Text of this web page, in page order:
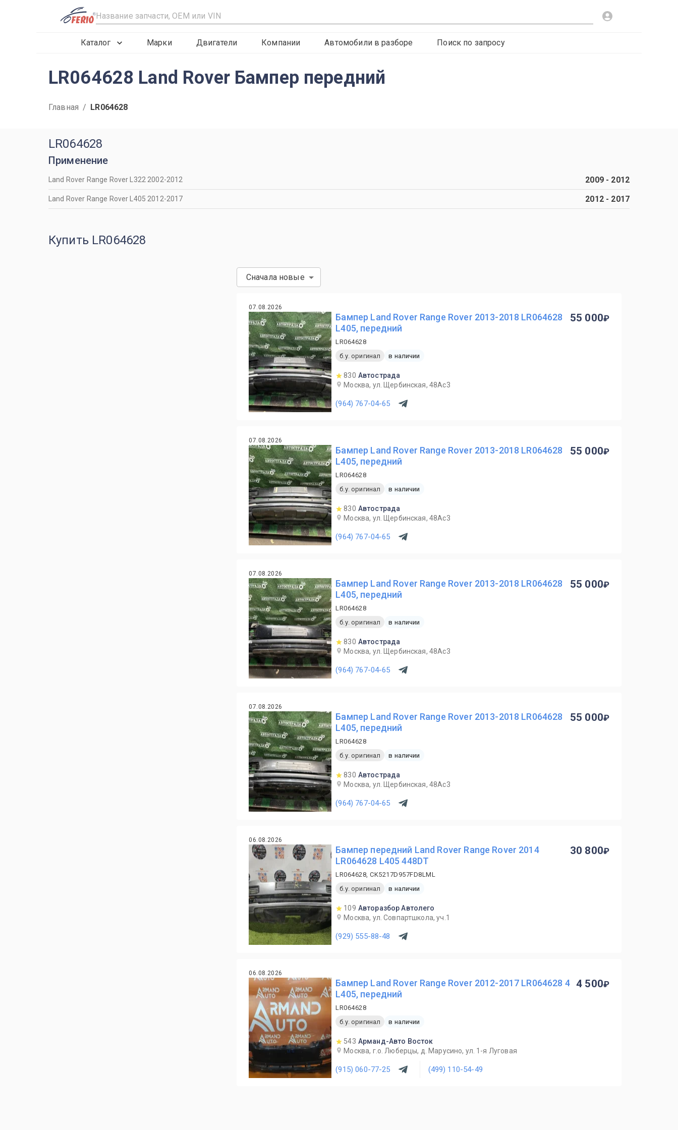
R
Каталог Марки Двигатели Компании Автомобили в разборе Поиск по запросу
LR064628 Land Rover Бампер передний
Главная / LR064628
LR064628
Применение
Land Rover Range Rover L322 2002-2012 2009- 2012
Land Rover Range Rover L405 2012-2017 2012- 2017
Купить LR064628
Сначала новые
07.08.2026
Бампер Land Rover Range Rover 2013-2018 LR064628
L405, передний
LR064628
б.у. оригинал
в наличии
830 Автострада
Москва, ул. Щербинская, 48Ас3
(964) 767-04-65
55 000
07.08.2026
Бампер Land Rover Range Rover 2013-2018 LR064628
L405, передний
LR064628
б.у. оригинал
в наличии
830 Автострада
Москва, ул. Щербинская, 48Ас3
(964) 767-04-65
55 000
07.08.2026
Бампер Land Rover Range Rover 2013-2018 LR064628
L405, передний
LR064628
б.у. оригинал
в наличии
830 Автострада
Москва, ул. Щербинская, 48Ас3
(964) 767-04-65
55 000
07.08.2026
Бампер Land Rover Range Rover 2013-2018 LR064628
L405, передний
LR064628
б.у. оригинал
в наличии
830 Автострада
Москва, ул. Щербинская, 48Ас3
(964) 767-04-65
55 000
06.08.2026
Бампер передний Land Rover Range Rover 2014
LR064628 L405 448DT
LR064628, CK5217D957FD8LML
б.у. оригинал
в наличии
109 Авторазбор Автолего
Москва, ул. Совпартшкола, уч.1
(929) 555-88-48
30 800
06.08.2026
Бампер Land Rover Range Rover 2012-2017 LR064628 4
L405, передний
LR064628
б.у. оригинал
в наличии
543 Арманд-Авто Восток
Москва, г.о. Люберцы, д. Марусино, ул. 1-я Луговая
(915) 060-77-25 (499) 110-54-49
4 500